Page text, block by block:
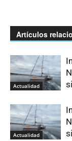
Artículos
Actualidad
Actualidad